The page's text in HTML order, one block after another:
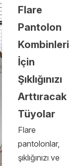
Flare
Pantolon
Kombinleri
İçin
Şıklığınızı
Arttıracak
Tüyolar
Flare
pantolonlar,
şıklığınızı ve